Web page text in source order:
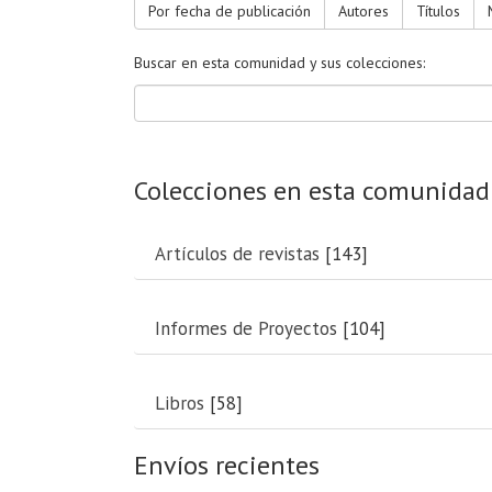
Por fecha de publicación Autores Títulos
Buscar en esta comunidad y sus colecciones:
Colecciones en esta comunidad
Artículos de revistas [143]
Informes de Proyectos [104]
Libros [58]
Envíos recientes